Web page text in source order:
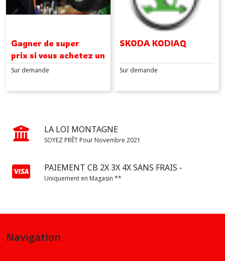
Gagner de super
prix si vous achetez un
jeu de 2 pneus été
Sur demande
SKODA KODIAQ
Sur demande
LA LOI MONTAGNE
SOYEZ PRÊT Pour Novembre 2021
PAIEMENT CB 2X 3X 4X SANS FRAIS -
Uniquement en Magasin **
Navigation